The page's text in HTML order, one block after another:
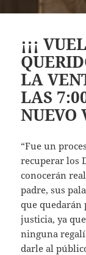
¡¡¡
LA
LAS
NUEVO
“Fue un
recuperar los
conocerán
padre, sus
que quedarán
justicia, ya
ninguna
darle al